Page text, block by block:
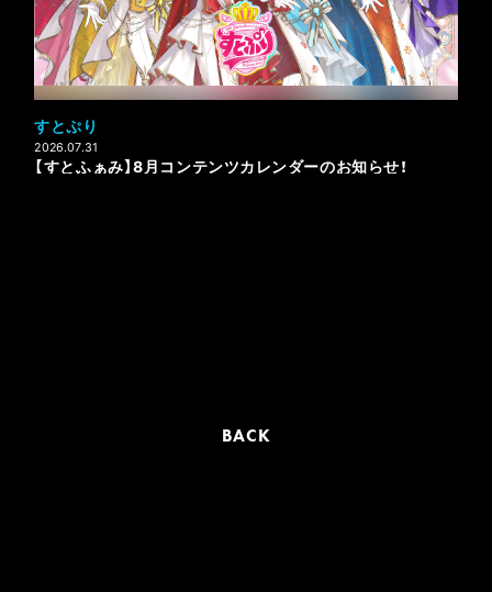
すとぷり
2026.07.31
【すとふぁみ】8月コンテンツカレンダーのお知らせ！
BACK